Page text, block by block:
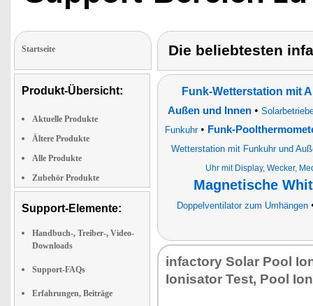
Startseite
Produkt-Übersicht:
Aktuelle Produkte
Ältere Produkte
Alle Produkte
Zubehör Produkte
Support-Elemente:
Handbuch-, Treiber-, Video-
Downloads
Support-FAQs
Erfahrungen, Beiträge
Die beliebtesten
Funk-Wetterstation mit
Außen und Innen•
Funkuhr• Funk-
Wetterstation mit Funkuhr und
Uhr mit Display, Wecker,
Magnetische
Doppelventilator zum Umhängen
in­fac­to­ry So­lar Pool
Io­ni­sa­tor Test, Pool